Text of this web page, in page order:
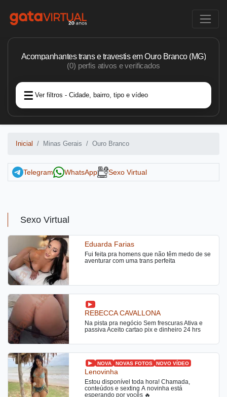
Acompanhantes trans e travestis em Ouro Branco (MG)
(0) perfis ativos e verificados
Ver filtros - Cidade, bairro, tipo e vídeo
Inicial Minas Gerais Ouro Branco
Telegram WhatsApp Sexo Virtual
Sexo Virtual
Eduarda Farias
Fui feita pra homens que não têm medo de se
aventurar com uma trans perfeita
REBECCA CAVALLONA
Na pista pra negócio Sem frescuras Ativa e
passiva Aceito cartao pix e dinheiro 24 hrs
NOVA NOVAS FOTOS NOVO VÍDEO
Lenovinha
Estou disponível toda hora! Chamada,
conteúdos e sexting A novinha está
esperando por vocês 🔥